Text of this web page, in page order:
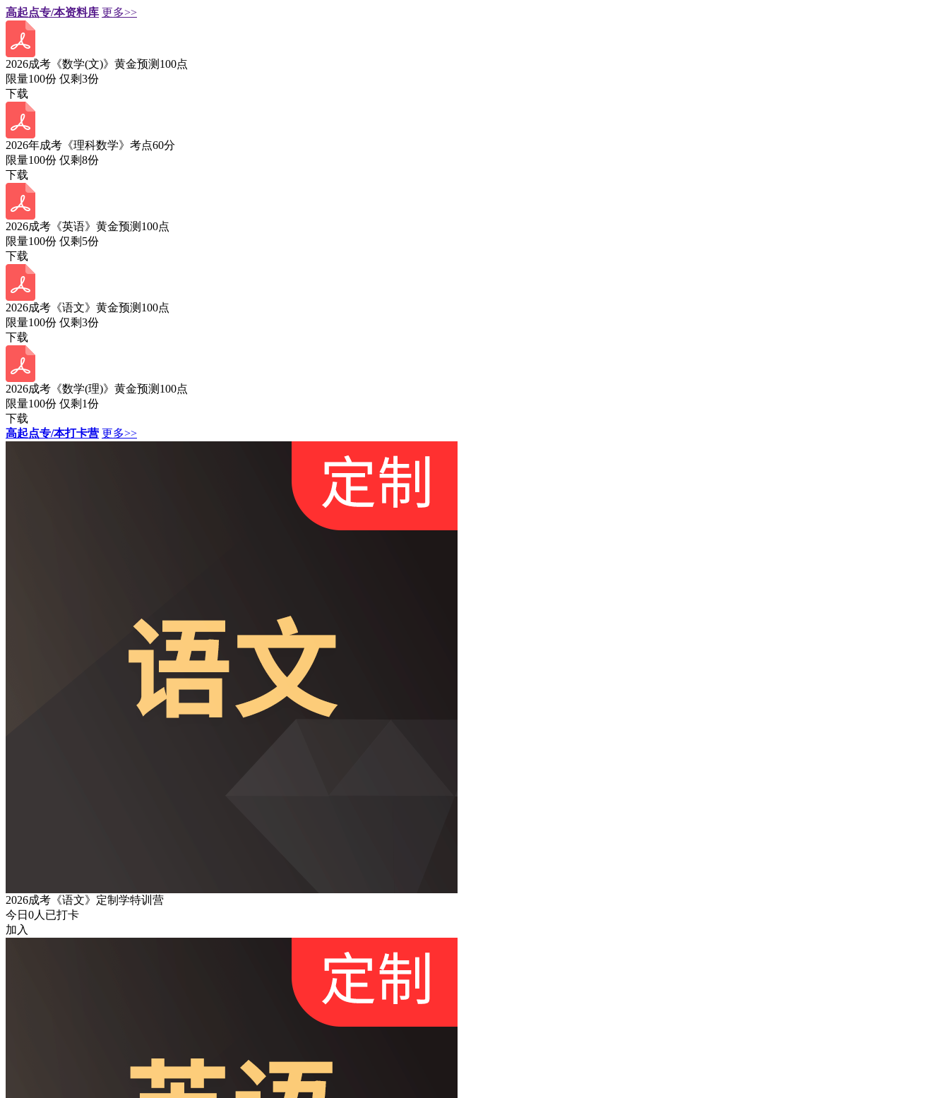
高起点专/本资料库 更多>>
2026成考《数学(文)》黄金预测100点
限量100份 仅剩3份
下载
2026年成考《理科数学》考点60分
限量100份 仅剩8份
下载
2026成考《英语》黄金预测100点
限量100份 仅剩 5份
下载
2026成考《语文》黄金预测100点
限量100份 仅剩3份
下载
2026成考《数学(理)》黄金预测100点
限量100份 仅剩 1份
下载
高起点专/本打卡营 更多>>
2026成考《语文》定制学特训营
今日 0人已打卡
加入